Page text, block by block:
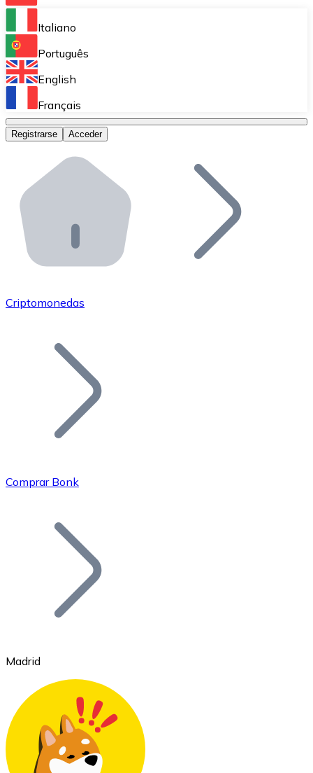
Bitnovo Ramp
Integra nuestra solución en tu plataforma.
Bitnovo Giftcards
Bitnovo OTC
Bitnovo ATM
Integra un ATM Bitnovo en tu negocio y permite que
Bitnovo API
Integra nuestra API en tu ecosistema.
Únete a nuestra red de distribuidores.
Añade tu proyecto a nuestro ecosistema.
Bitcoin
Ethereum
ETH
Italiano
Português
English
Français
Registrarse Acceder
Criptomonedas
Comprar Bonk
Madrid